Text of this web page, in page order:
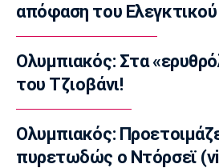
EuroLeague
Ανανέωσε με τη Βιλερμπάν
Ποδόσφαιρο - Διεθνή
Συνεχίζει στην
Κορέα
11:10
NBA
απόφαση του Ελεγκτικού
Ολυμπιακός: Στα
του Τζιοβάνι!
Ολυμπιακός:
πυρετωδώς ο Ντόρσεϊ